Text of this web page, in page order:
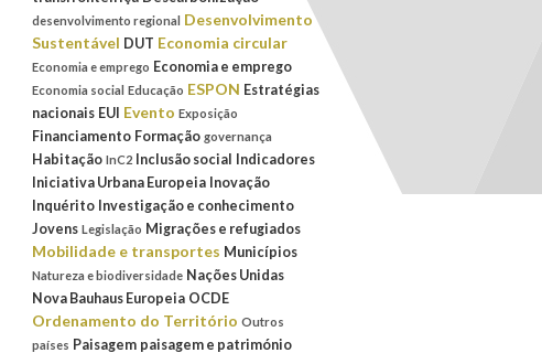
desenvolvimento regional Desenvolvimento
Sustentável DUT Economia circular
Economia e emprego Economia e emprego
Economia social Educação ESPON Estratégias
nacionais EUI Evento Exposição
Financiamento Formação governança
Habitação InC2 Inclusão social Indicadores
Iniciativa Urbana Europeia Inovação
Inquérito Investigação e conhecimento
Jovens Legislação Migrações e refugiados
Mobilidade e transportes Municípios
Natureza e biodiversidade Nações Unidas
Nova Bauhaus Europeia OCDE
Ordenamento do Território Outros
países Paisagem paisagem e património